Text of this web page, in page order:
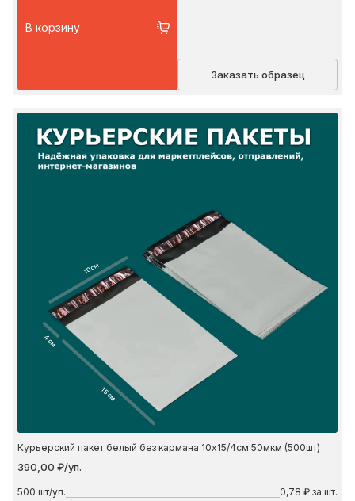
В корзину
Заказать образец
10 см
4 см
15 см
Курьерский пакет белый без кармана 10х15/4см 50мкм (500шт)
390,00 ₽/уп.
500 шт/уп. 0,78 ₽ за шт.